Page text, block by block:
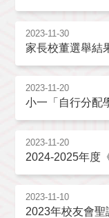
2023-11-30
家長校董選舉結
2023-11-20
小一「自行分配
2023-11-20
2024-2025年度
2023-11-10
2023年校友會聖